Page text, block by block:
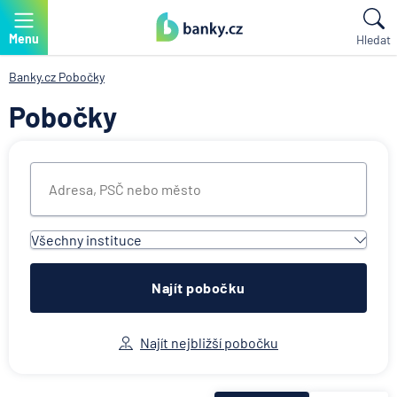
Menu Hledat
Banky.cz Pobočky
Pobočky
Všechny instituce
Všechny instituce
ACE European Group Ltd
Allianz penzijní společnost
Allianz pojišťovna
Najít pobočku
Najít nejbližší pobočku